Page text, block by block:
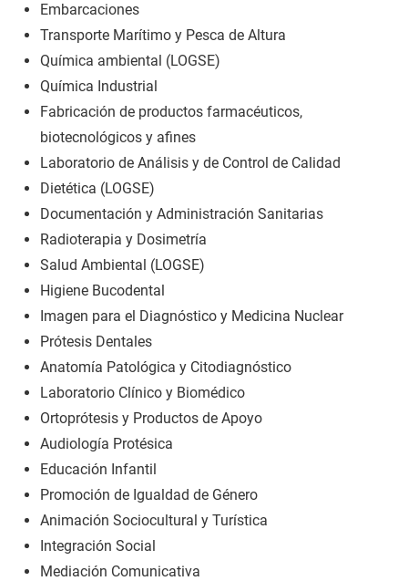
Embarcaciones
Transporte Marítimo y Pesca de Altura
Química ambiental (LOGSE)
Química Industrial
Fabricación de productos farmacéuticos,
biotecnológicos y afines
Laboratorio de Análisis y de Control de Calidad
Dietética (LOGSE)
Documentación y Administración Sanitarias
Radioterapia y Dosimetría
Salud Ambiental (LOGSE)
Higiene Bucodental
Imagen para el Diagnóstico y Medicina Nuclear
Prótesis Dentales
Anatomía Patológica y Citodiagnóstico
Laboratorio Clínico y Biomédico
Ortoprótesis y Productos de Apoyo
Audiología Protésica
Educación Infantil
Promoción de Igualdad de Género
Animación Sociocultural y Turística
Integración Social
Mediación Comunicativa